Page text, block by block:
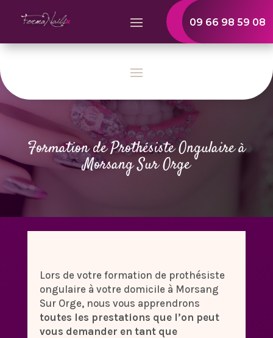
09 66 98 59 08
Formation de Prothésiste Ongulaire à
Morsang Sur Orge
Lors de votre formation de prothésiste
ongulaire à votre domicile à Morsang
Sur Orge, nous vous apprendrons
toutes les prestations que l’on peut
vous demander en tant que